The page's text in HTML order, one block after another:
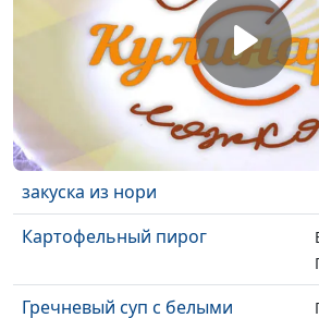
бананов и фиников
Паста из авокадо с зеленью и
крекеры из 4-х злаков
Картофельный салат по-
китайски и декоративная
закуска из нори
Картофельный пирог
Гречневый суп с белыми